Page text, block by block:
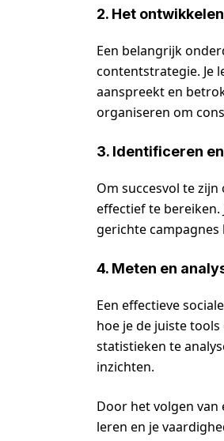
2. Het
Een belangrijk
contentstrategie. Je
aanspreekt en
organiseren om
3. Identificeren
Om succesvol te
effectief te bereiken.
gerichte
4. Meten en
Een effectieve
hoe je de juiste
statistieken te
inzichten.
Door het volgen van
leren en je